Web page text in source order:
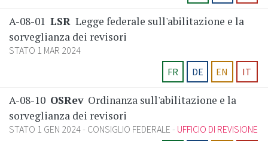
A-08-01 LSR Legge federale sull'abilitazione e la
sorveglianza dei revisori
STATO 1 MAR 2024
FR
DE EN IT
A-08-10 OSRev Ordinanza sull'abilitazione e la
sorveglianza dei revisori
STATO 1 GEN 2024 CONSIGLIO FEDERALE
UFFICIO DI REVISIONE